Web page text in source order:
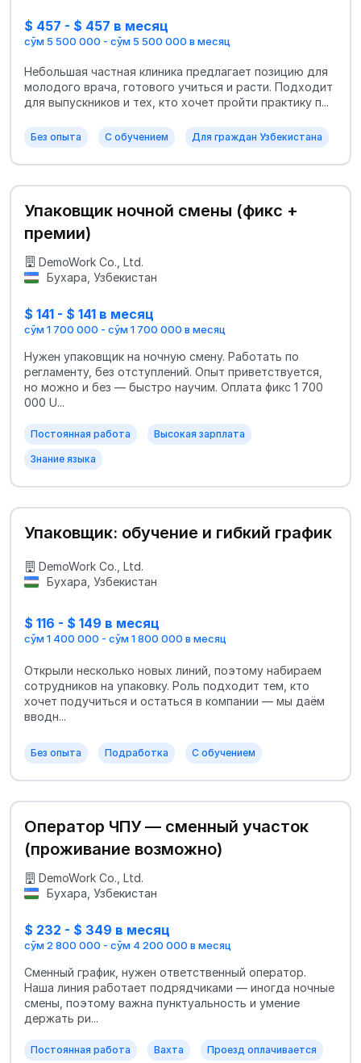
$ 457 - $ 457 в месяц
сўм 5 500 000 - сўм 5 500 000 в месяц
Небольшая частная клиника предлагает позицию для
молодого врача, готового учиться и расти. Подходит
для выпускников и тех, кто хочет пройти практику п...
Без опыта С обучением Для граждан Узбекистана
Упаковщик ночной смены (фикс +
премии)
DemoWork Co., Ltd.
Бухара, Узбекистан
$ 141 - $ 141 в месяц
сўм 1 700 000 - сўм 1 700 000 в месяц
Нужен упаковщик на ночную смену. Работать по
регламенту, без отступлений. Опыт приветствуется,
но можно и без — быстро научим. Оплата фикс 1 700
000 U...
Постоянная работа Высокая зарплата
Знание языка
Упаковщик: обучение и гибкий график
DemoWork Co., Ltd.
Бухара, Узбекистан
$ 116 - $ 149 в месяц
сўм 1 400 000 - сўм 1 800 000 в месяц
Открыли несколько новых линий, поэтому набираем
сотрудников на упаковку. Роль подходит тем, кто
хочет подучиться и остаться в компании — мы даём
вводн...
Без опыта Подработка С обучением
Оператор ЧПУ — сменный участок
(проживание возможно)
DemoWork Co., Ltd.
Бухара, Узбекистан
$ 232 - $ 349 в месяц
сўм 2 800 000 - сўм 4 200 000 в месяц
Сменный график, нужен ответственный оператор.
Наша линия работает подрядчиками — иногда ночные
смены, поэтому важна пунктуальность и умение
держать ри...
Постоянная работа Вахта Проезд оплачивается